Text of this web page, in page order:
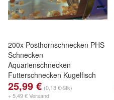
200x Posthornschnecken PHS
Schnecken
Aquarienschnecken
Futterschnecken Kugelfisch
DNZ
25,99 € (0,13 €/Stk)
+ 5,49 € Versand